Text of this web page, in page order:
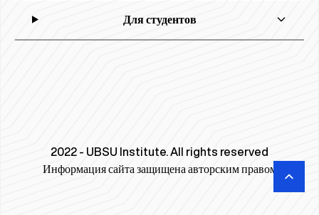
Для студентов
2022 - UBSU Institute. All rights reserved
Информация сайта защищена авторским правом